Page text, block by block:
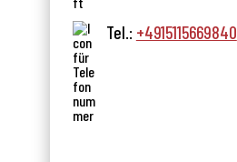
Tel.: +4915115669840